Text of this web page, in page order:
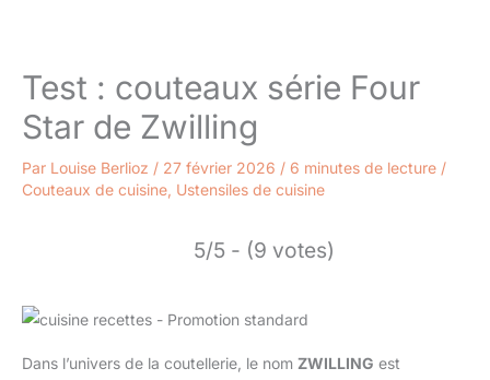
Test : couteaux série Four
Star de Zwilling
Par Louise Berlioz / 27 février 2026 / 6 minutes de lecture /
Couteaux de cuisine Ustensiles de cuisine
5/5 - (9 votes)
Dans l’univers de la coutellerie, le nom ZWILLING est